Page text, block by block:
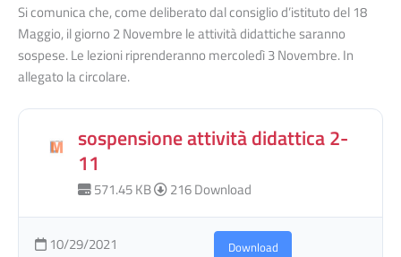
Si comunica che, come deliberato dal consiglio d’istituto del 18
Maggio, il giorno 2 Novembre le attività didattiche saranno
sospese. Le lezioni riprenderanno mercoledì 3 Novembre. In
allegato la circolare.
sospensione attività didattica 2-
11
571.45 KB 216 Download
10/29/2021 Download